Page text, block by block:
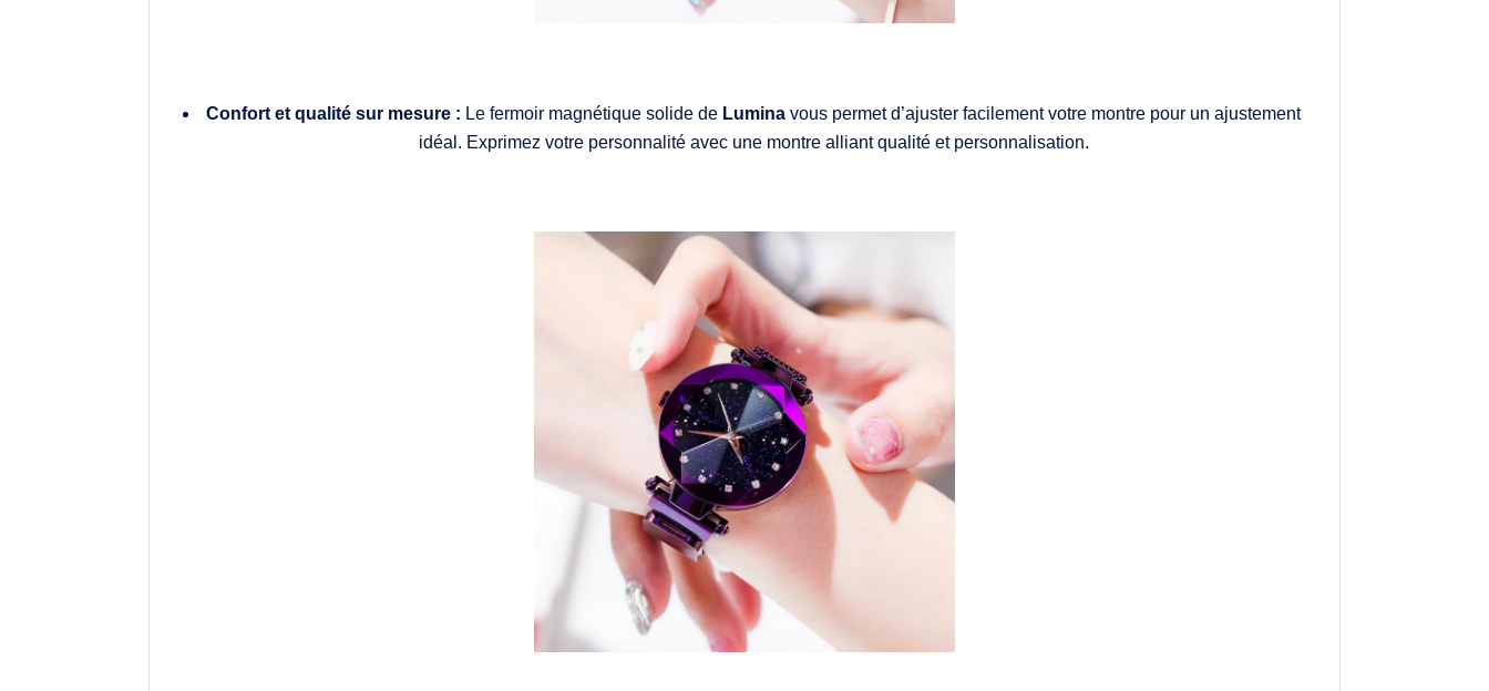
Confort et qualité sur mesure : Le fermoir magnétique solide de Lumina vous permet d’ajuster facilement votre montre pour un ajustement
idéal. Exprimez votre personnalité avec une montre alliant qualité et personnalisation.